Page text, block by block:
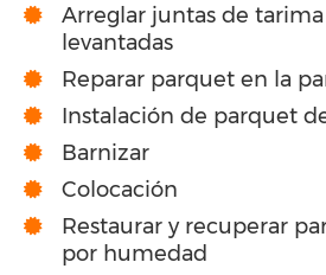
Arreglar juntas de
levantadas
Reparar parquet en la
Instalación de parquet
Barnizar
Colocación
Restaurar y recuperar
por humedad